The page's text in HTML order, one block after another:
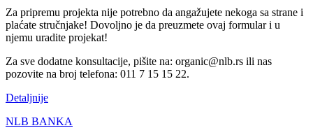
Za pripremu projekta nije potrebno da angažujete nekoga sa strane i
plaćate stručnjake! Dovoljno je da preuzmete ovaj formular i u
njemu uradite projekat!
Za sve dodatne konsultacije, pišite na: organic@nlb.rs ili nas
pozovite na broj telefona: 011 7 15 15 22.
Detaljnije
NLB BANKA